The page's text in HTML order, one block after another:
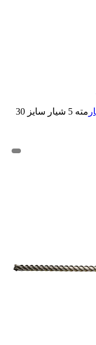
مته 5 شیار سایز 30